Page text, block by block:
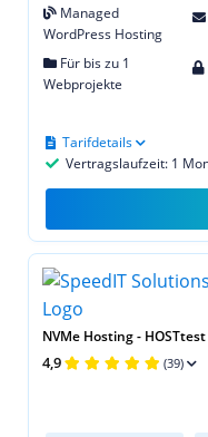
Managed
WordPress Hosting
Für bis zu 1
Webprojekte
Vertragslaufzeit: 1
Tarifdetails
NVMe Hosting -
4,9 (39)